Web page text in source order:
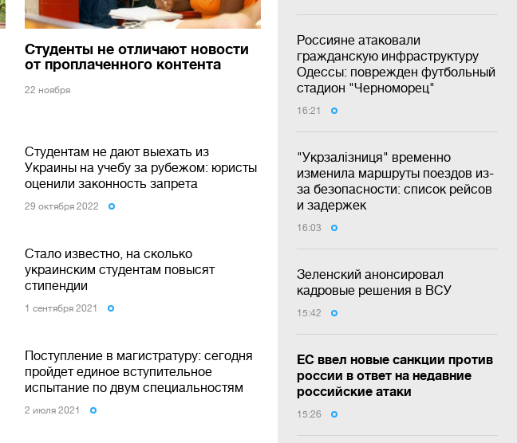
Россияне атаковали
гражданскую инфраструктуру
Одессы: поврежден футбольный
стадион "Черноморец"
16:21
"Укрзалізниця" временно
изменила маршруты поездов из-
за безопасности: список рейсов
и задержек
16:03
Зеленский анонсировал
кадровые решения в ВСУ
15:42
ЕС ввел новые санкции против
россии в ответ на недавние
российские атаки
15:26
Студенты не отличают новости
от проплаченного контента
22 ноября
Студентам не дают выехать из
Украины на учебу за рубежом: юристы
оценили законность запрета
29 октября 2022
Стало известно, на сколько
украинским студентам повысят
стипендии
1 сентября 2021
Поступление в магистратуру: сегодня
пройдет единое вступительное
испытание по двум специальностям
2 июля 2021